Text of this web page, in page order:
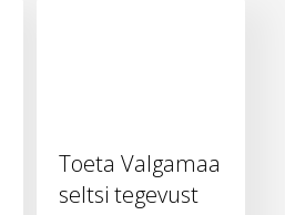
Toeta Valgamaa
seltsi tegevust